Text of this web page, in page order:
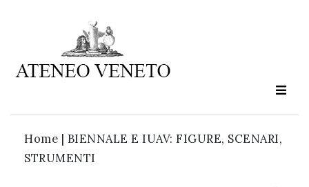
Home | BIENNALE E IUAV: FIGURE, SCENARI,
STRUMENTI
Ateneo
è
cultura